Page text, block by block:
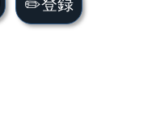
✏️登録